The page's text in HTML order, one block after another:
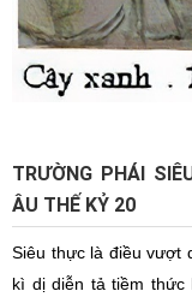
TRƯỜNG PHÁI
ÂU THẾ KỶ 20
Siêu thực là điều vượt
kì dị diễn tả tiềm thức